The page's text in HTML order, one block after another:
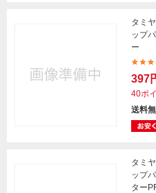
タミ
ップ
ー
397
40ポ
送料
タミ
ップ
ター